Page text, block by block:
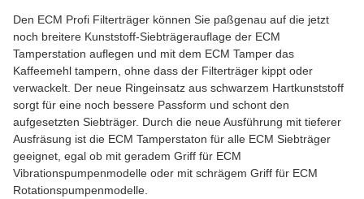
Den ECM Profi Filterträger können Sie paßgenau auf die jetzt
noch breitere Kunststoff-Siebträgerauflage der ECM
Tamperstation auflegen und mit dem ECM Tamper das
Kaffeemehl tampern, ohne dass der Filterträger kippt oder
verwackelt. Der neue Ringeinsatz aus schwarzem Hartkunststoff
sorgt für eine noch bessere Passform und schont den
aufgesetzten Siebträger. Durch die neue Ausführung mit tieferer
Ausfräsung ist die ECM Tamperstaton für alle ECM Siebträger
geeignet, egal ob mit geradem Griff für ECM
Vibrationspumpenmodelle oder mit schrägem Griff für ECM
Rotationspumpenmodelle.